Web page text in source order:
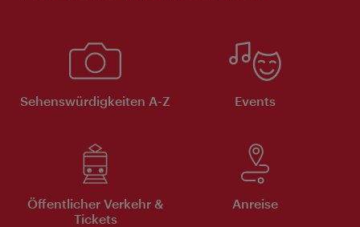
Sehenswürdigkeiten A-Z Events
Öffentlicher Verkehr &
Tickets
Anreise